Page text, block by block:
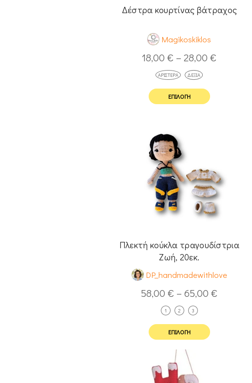
Δέστρα κουρτίνας βάτραχος
Magikoskiklos
18,00€ – 28,00€
ΑΡΙΣΤΕΡΆ ΔΕΞΙΆ
ΕΠΙΛΟΓΉ
Πλεκτή κούκλα τραγουδίστρια
Ζωή, 20εκ.
DP_handmadewithlove
58,00€ – 65,00€
1 2 3
ΕΠΙΛΟΓΉ